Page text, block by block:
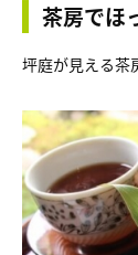
茶房でほ
坪庭が見える茶